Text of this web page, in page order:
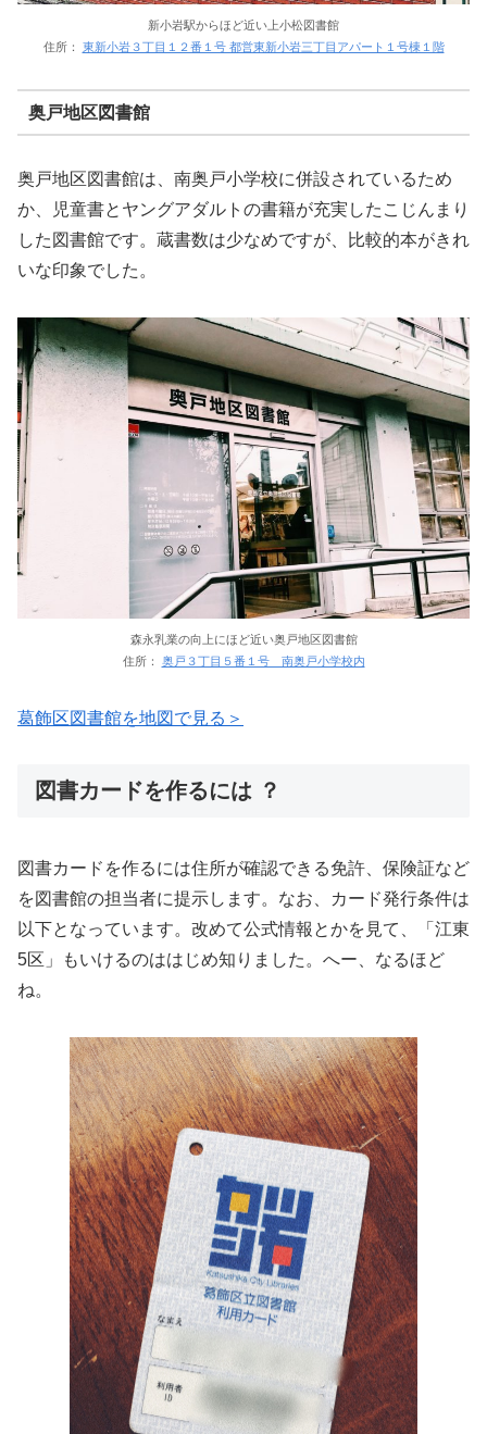
新小岩駅からほど近い上小松図書館
住所： 東新小岩３丁目１２番１号 都営東新小岩三丁目アパート１号棟１階
奥戸地区図書館
奥戸地区図書館は、南奥戸小学校に併設されているため
か、児童書とヤングアダルトの書籍が充実したこじんまり
した図書館です。蔵書数は少なめですが、比較的本がきれ
いな印象でした。
森永乳業の向上にほど近い奥戸地区図書館
住所： 奥戸３丁目５番１号 南奥戸小学校内
葛飾区図書館を地図で見る＞
図書カードを作るには ？
図書カードを作るには住所が確認できる免許、保険証など
を図書館の担当者に提示します。なお、カード発行条件は
以下となっています。改めて公式情報とかを見て、「江東
5区」もいけるのははじめ知りました。へー、なるほど
ね。